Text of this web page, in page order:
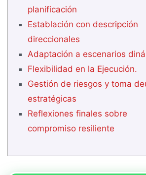
planificación
Establación con descripción
direccionales
Adaptación a escenarios
Flexibilidad en la Ejecución.
Gestión de riesgos y toma
estratégicas
Reflexiones finales sobre
compromiso resiliente